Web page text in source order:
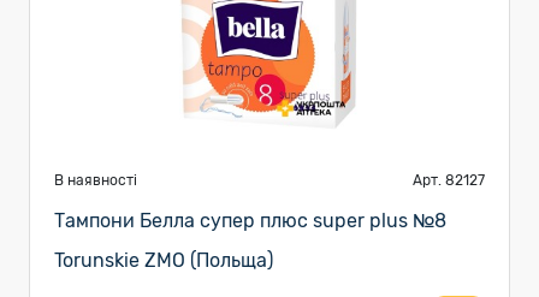
В наявності Арт. 82127
Тампони Белла супер плюс super plus №8
Torunskie ZMO (Польща)